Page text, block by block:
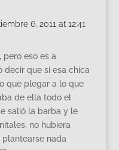
6, 2011 at 12:41
pero eso es a
decir que si esa chica
que plegar a lo que
de ella todo el
salió la barba y le
no hubiera
plantearse nada